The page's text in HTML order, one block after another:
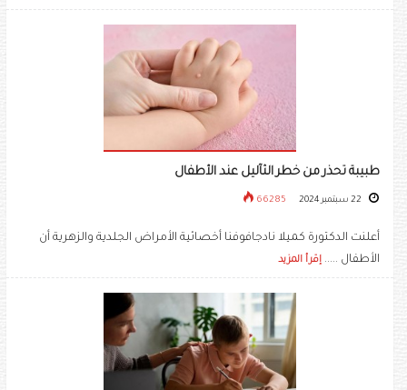
طبيبة تحذر من خطر الثآليل عند الأطفال
66285
أعلنت الدكتورة كميلا نادجافوفنا أخصائية الأمراض الجلدية والزهرية أن
الأطفال ..... إقرأ المزيد